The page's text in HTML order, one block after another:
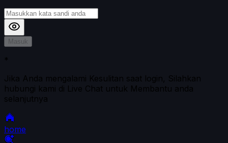
Masuk
*
Jika Anda mengalami Kesulitan saat login, Silahkan
hubungi kami di Live Chat untuk Membantu anda
selanjutnya
home